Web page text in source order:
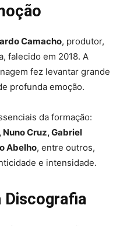
Camacho, produtor,
falecido em 2018. A
fez levantar grande
profunda emoção.
da formação:
Cruz, Gabriel
Abelho, entre outros,
e intensidade.
Discografia